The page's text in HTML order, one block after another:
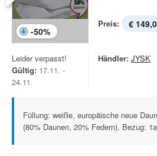
-50%
Preis: €
Leider verpasst!
Gültig: 17.11. -
24.11.
Händler: JYSK
Füllung: weiße, europäische neue
(80% Daunen, 20% Federn). Bezug: